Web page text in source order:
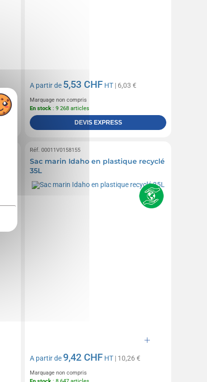
A partir de 5,53 CHF HT | 6,03 €
Marquage non compris
En stock : 9 268 articles
DEVIS EXPRESS
Réf. 00011V0158155
Sac marin Idaho en plastique recyclé
35L
A partir de 9,42 CHF HT | 10,26 €
Marquage non compris